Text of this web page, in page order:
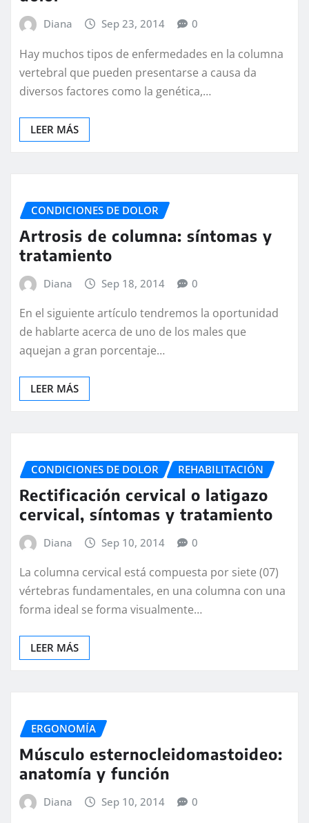
Diana Sep 23, 2014 0
Hay muchos tipos de enfermedades en la columna
vertebral que pueden presentarse a causa da
diversos factores como la genética,…
LEER MÁS
CONDICIONES DE DOLOR
Artrosis de columna: síntomas y
tratamiento
Diana Sep 18, 2014 0
En el siguiente artículo tendremos la oportunidad
de hablarte acerca de uno de los males que
aquejan a gran porcentaje…
LEER MÁS
CONDICIONES DE DOLOR REHABILITACIÓN
Rectificación cervical o latigazo
cervical, síntomas y tratamiento
Diana Sep 10, 2014 0
La columna cervical está compuesta por siete (07)
vértebras fundamentales, en una columna con una
forma ideal se forma visualmente…
LEER MÁS
ERGONOMÍA
Músculo esternocleidomastoideo:
anatomía y función
Diana Sep 10, 2014 0